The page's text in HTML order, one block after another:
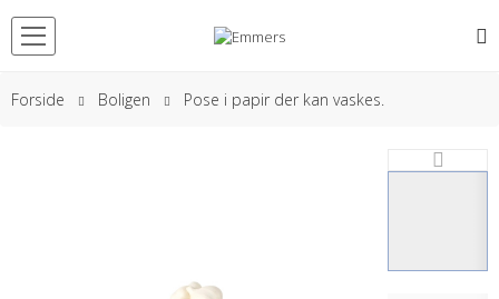
Forside Boligen Pose i papir der kan vaskes.